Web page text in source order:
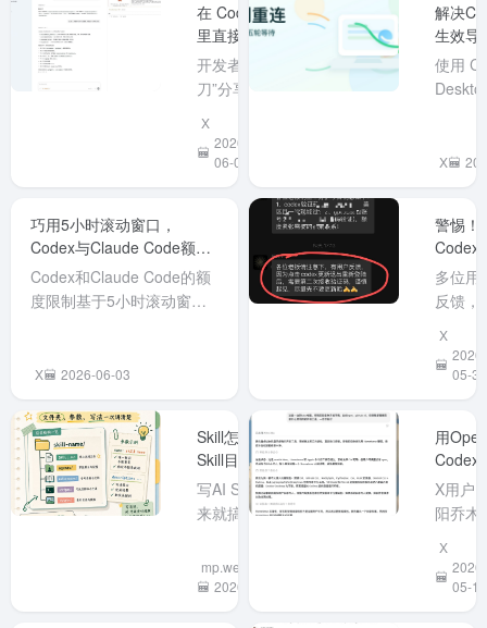
在 Codex
里直接唤
起 Claude
Code：一
个窗口搞
定规划与
执行
开发者“刀
刀”分享了
技巧：在
Codex 的
终端中输
入 claude
起 Claude
Code，实
现两者的
责快速执
Claude 负
责复杂架
构规划，
无需切换
意此方式
需自备
Claude...
X
2026-
06-06
解决Codex
生效导
1/5重
使用
作为
不会像
理，而
在环境
没设
它就
最终...
X
巧用5小时滚动窗口，
Codex与Claude Code额度
变相翻倍技巧
Codex和Claude Code的额
度限制基于5小时滚动窗
口。利用此机制，可在工作
前3小时通过自动化发消息
提前触发窗口，使核心工作
时间内经历一次额度重置，
变相获得双倍额度。注意5
小时窗口上还...
X 2026-06-03
警惕！
Codex
新触发
次验证
接码注
账号或
接报废
多位用
反馈，
台注册
Codex
号在更
录时，
统会要
二次手
号验证
由于无
再次获
原接码
码，账
X
2026-
05-31
Skill怎么写，
Skill目录结构和
参数详解
写AI Skill别一上
来就搞复杂，最
文件夹加
SKILL.md。核
心参数name要
mp.weixin.qq.com
2026-05-26
用
Codex
动化配
Mac开
环境，
发者实
分享
X用户
阳乔木
Codex
具在新
X
2026-
05-18